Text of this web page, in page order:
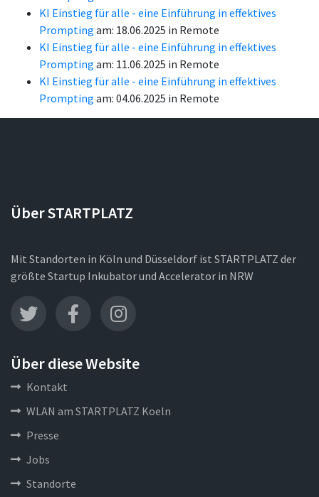
KI Einstieg für alle - eine Einführung in effektives
Prompting am: 18.06.2025 in Remote
KI Einstieg für alle - eine Einführung in effektives
Prompting am: 11.06.2025 in Remote
KI Einstieg für alle - eine Einführung in effektives
Prompting am: 04.06.2025 in Remote
Über STARTPLATZ
Mit Standorten in Köln und Düsseldorf ist STARTPLATZ der
größte Startup Inkubator und Accelerator in NRW
Über diese Website
Kontakt
WLAN am STARTPLATZ Koeln
Presse
Jobs
Standorte